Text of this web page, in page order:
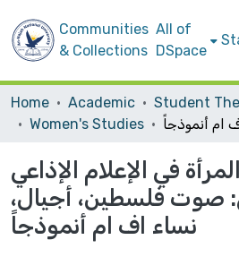
Communities
& Collections
All of
DSpace
Home Academic
Women's Studies
في الإعلام الإذاعي
صوت فلسطين، أجيال،
نساء اف ام أنموذجاً